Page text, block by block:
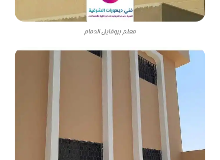
معلم بروفايل الدمام